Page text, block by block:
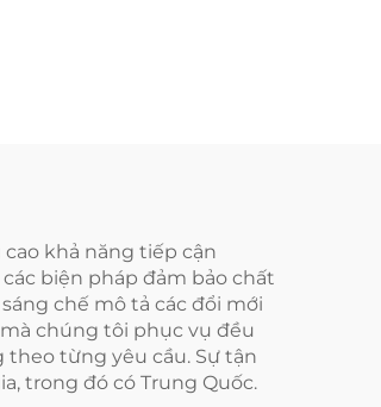
khả năng tiếp cận
biện pháp đảm bảo chất
chế mô tả các đổi mới
chúng tôi phục vụ đều
từng yêu cầu. Sự tận
trong đó có Trung Quốc.